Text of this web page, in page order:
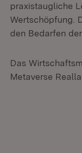
praxistaugliche
Wertschöpfung.
den Bedarfen der
Das
Metaverse